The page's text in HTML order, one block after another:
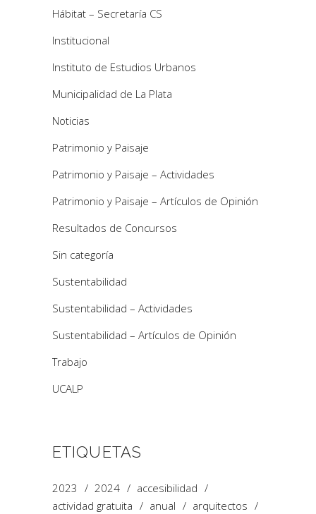
Hábitat – Secretaría CS
Institucional
Instituto de Estudios Urbanos
Municipalidad de La Plata
Noticias
Patrimonio y Paisaje
Patrimonio y Paisaje – Actividades
Patrimonio y Paisaje – Artículos de Opinión
Resultados de Concursos
Sin categoría
Sustentabilidad
Sustentabilidad – Actividades
Sustentabilidad – Artículos de Opinión
Trabajo
UCALP
ETIQUETAS
2023 2024
accesibilidad
actividad gratuita
anual
arquitectos